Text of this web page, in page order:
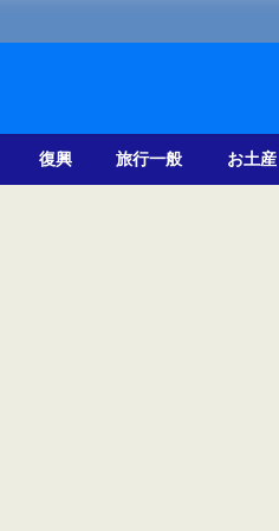
復興 旅行一般 お土